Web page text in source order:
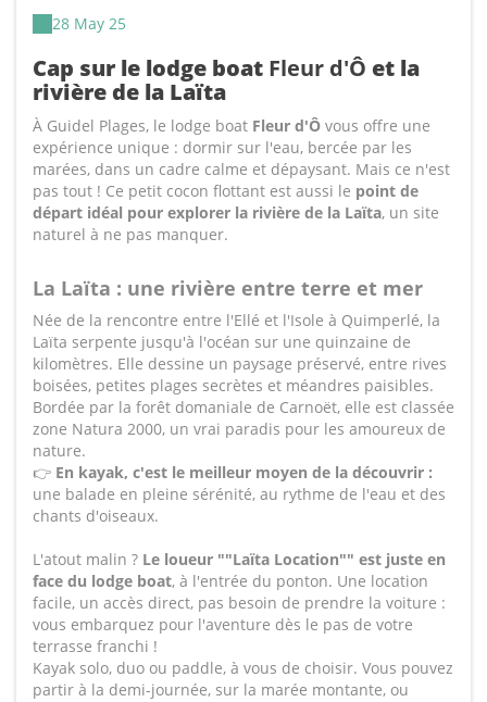
28 May 25
Cap sur le lodge boat Fleur d'Ô et la
rivière de la Laïta
À Guidel Plages, le lodge boat Fleur d'Ô vous offre une
expérience unique : dormir sur l'eau, bercée par les
marées, dans un cadre calme et dépaysant. Mais ce n'est
pas tout ! Ce petit cocon flottant est aussi le point de
départ idéal pour explorer la rivière de la Laïta, un site
naturel à ne pas manquer.
La Laïta : une rivière entre terre et mer
Née de la rencontre entre l'Ellé et l'Isole à Quimperlé, la
Laïta serpente jusqu'à l'océan sur une quinzaine de
kilomètres. Elle dessine un paysage préservé, entre rives
boisées, petites plages secrètes et méandres paisibles.
Bordée par la forêt domaniale de Carnoët, elle est classée
zone Natura 2000, un vrai paradis pour les amoureux de
nature.
👉 En kayak, c'est le meilleur moyen de la découvrir :
une balade en pleine sérénité, au rythme de l'eau et des
chants d'oiseaux.
L'atout malin ? Le loueur ""Laïta Location"" est juste en
face du lodge boat, à l'entrée du ponton. Une location
facile, un accès direct, pas besoin de prendre la voiture :
vous embarquez pour l'aventure dès le pas de votre
terrasse franchi !
Kayak solo, duo ou paddle, à vous de choisir. Vous pouvez
partir à la demi-journée, sur la marée montante, ou